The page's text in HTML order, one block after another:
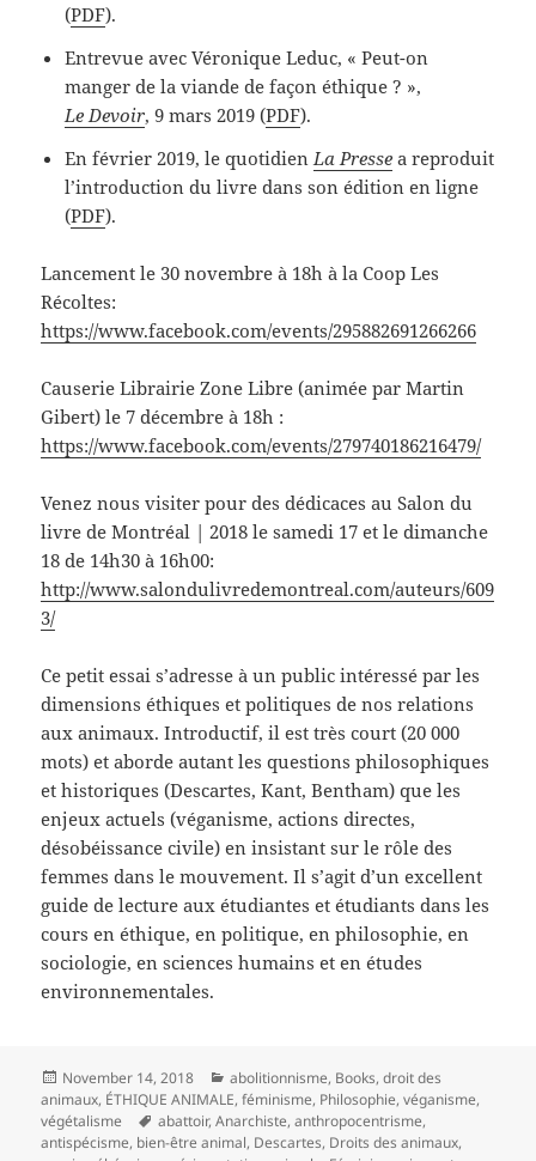
(PDF).
Entrevue avec Véronique Leduc, « Peut-on
manger de la viande de façon éthique ? »,
Le Devoir, 9 mars 2019 (PDF).
En février 2019, le quotidien La Presse a reproduit
l’introduction du livre dans son édition en ligne
(PDF).
Lancement le 30 novembre à 18h à la Coop Les
Récoltes:
https://www.facebook.com/events/295882691266266
Causerie Librairie Zone Libre (animée par Martin
Gibert) le 7 décembre à 18h :
https://www.facebook.com/events/279740186216479/
Venez nous visiter pour des dédicaces au Salon du
livre de Montréal | 2018 le samedi 17 et le dimanche
18 de 14h30 à 16h00:
http://www.salondulivredemontreal.com/auteurs/609
3/
Ce petit essai s’adresse à un public intéressé par les
dimensions éthiques et politiques de nos relations
aux animaux. Introductif, il est très court (20 000
mots) et aborde autant les questions philosophiques
et historiques (Descartes, Kant, Bentham) que les
enjeux actuels (véganisme, actions directes,
désobéissance civile) en insistant sur le rôle des
femmes dans le mouvement. Il s’agit d’un excellent
guide de lecture aux étudiantes et étudiants dans les
cours en éthique, en politique, en philosophie, en
sociologie, en sciences humains et en études
environnementales.
Posted
on
November 14, 2018 Categories
abolitionnisme, Books,droit des
animaux, ÉTHIQUE ANIMALE,féminisme, Philosophie,véganisme,
végétalisme
Tags
abattoir,Anarchiste,anthropocentrisme,
antispécisme, bien-être animal, Descartes, Droits des animaux,